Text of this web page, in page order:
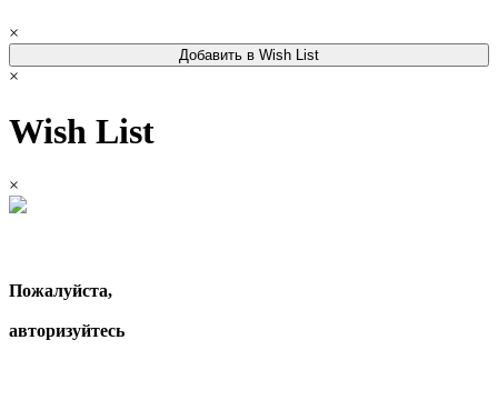
×
Добавить в Wish List
×
Wish List
×
Пожалуйста,
авторизуйтесь